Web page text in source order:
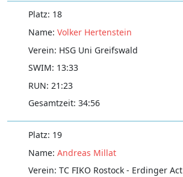
18
Volker Hertenstein
HSG Uni Greifswald
13:33
21:23
34:56
19
Andreas Millat
TC FIKO Rostock - Erdinger Act